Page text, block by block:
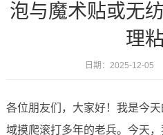
泡与魔术贴或无
理
日期：2025-12-05
各位朋友们，大家好！我是今
域摸爬滚打多年的老兵。今天